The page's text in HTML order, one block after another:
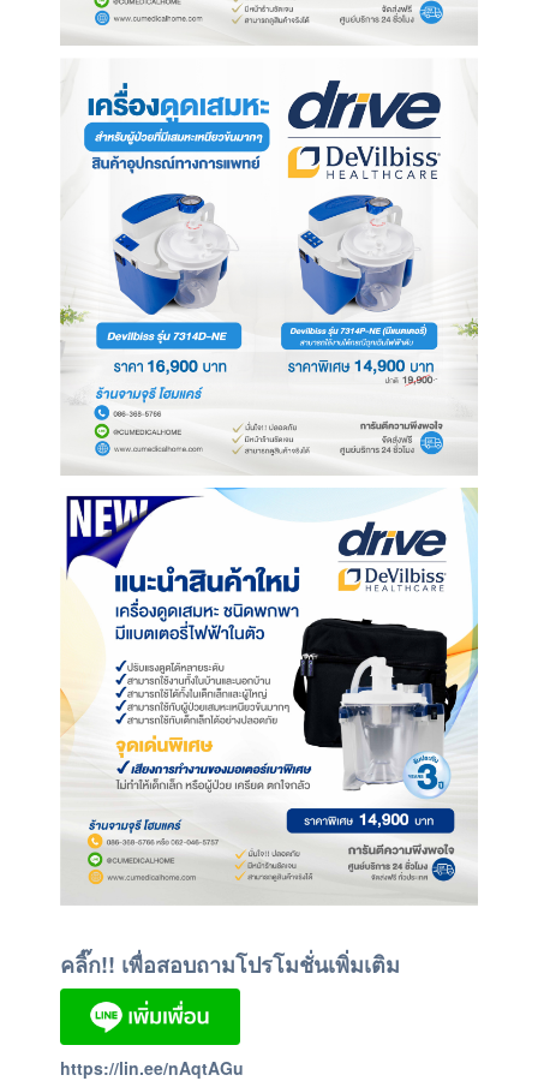
คลิ๊ก!! เพื่อสอบถามโปรโมชั่นเพิ่มเติม
https://lin.ee/nAqtAGu